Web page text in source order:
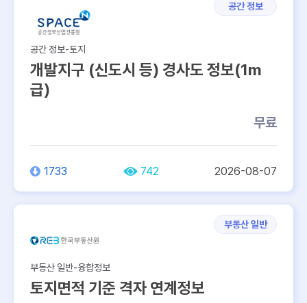
공간 정보
공간 정보-토지
개발지구 (신도시 등) 경사도 정보(1m
급)
무료
1733 742 2026-08-07
부동산 일반
부동산 일반-융합정보
토지면적 기준 격자 연계정보